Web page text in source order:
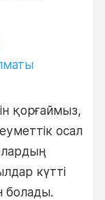
қорғаймыз,
осал
күтті
болады.